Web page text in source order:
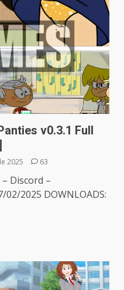
v0.3.1 Full
2025 63
Discord –
2025 DOWNLOADS: